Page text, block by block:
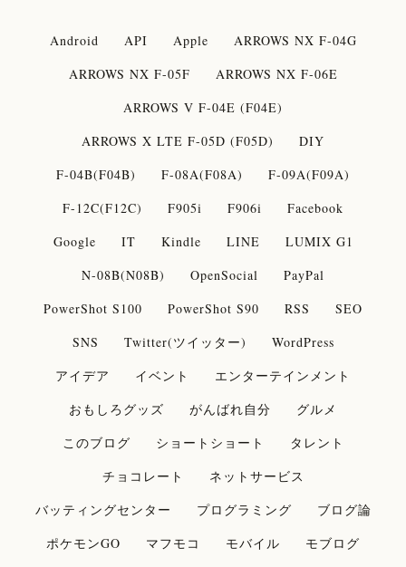
Android API Apple
ARROWS NX F-04G
ARROWS NX F-05F
ARROWS NX F-06E
ARROWS V F-04E (F04E)
ARROWS X LTE F-05D (F05D)
DIY
F-04B(F04B)
F-08A(F08A)
F-09A(F09A)
F-12C(F12C)
F905i F906i
Facebook
Google
IT Kindle LINE
LUMIX G1
N-08B(N08B)
OpenSocial
PayPal
PowerShot S100
PowerShot S90 RSS
SEO
SNS
Twitter(ツイッター)
WordPress
アイデア
イベント
エンターテインメント
おもしろグッズ
がんばれ自分
グルメ
このブログ
ショートショート
タレント
チョコレート
ネットサービス
バッティングセンター
プログラミング
ブログ論
ポケモンGO
マフモコ モバイル
モブログ